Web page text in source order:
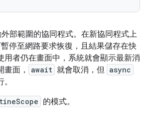
部範圍的協同程式。在新協同程式上
暫停至網路要求恢復，且結果儲存在快
用者仍在畫面中，系統就會顯示最新消
面，
await 就會取消，但 async
的模式。